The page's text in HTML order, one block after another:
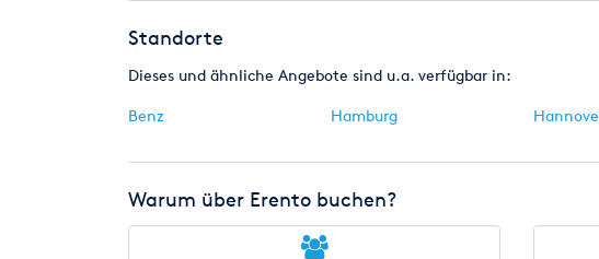
Standorte
Dieses und ähnliche Angebote sind u.a. verfügbar in:
Benz Hamburg
Warum über Erento buchen?